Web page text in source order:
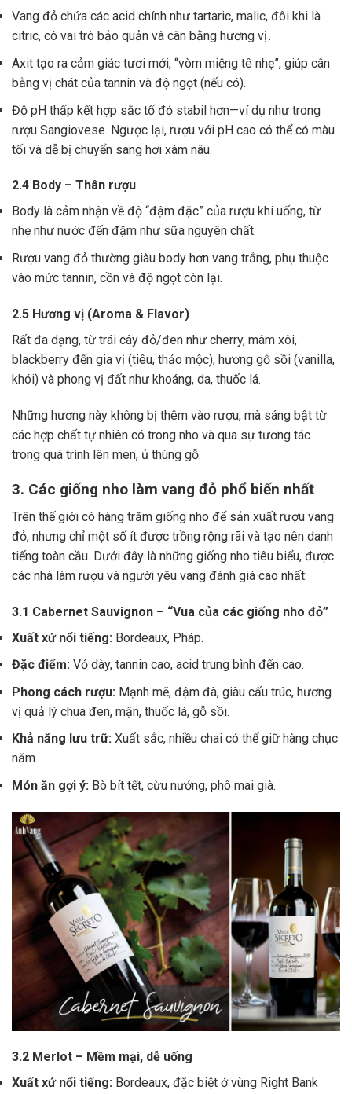
Vang đỏ chứa các acid chính như tartaric, malic, đôi khi là
citric, có vai trò bảo quản và cân bằng hương vị .
Axit tạo ra cảm giác tươi mới, “vòm miệng tê nhẹ”, giúp cân
bằng vị chát của tannin và độ ngọt (nếu có).
Độ pH thấp kết hợp sắc tố đỏ stabil hơn—ví dụ như trong
rượu Sangiovese. Ngược lại, rượu với pH cao có thể có màu
tối và dễ bị chuyển sang hơi xám nâu.
2.4 Body – Thân rượu
Body là cảm nhận về độ “đậm đặc” của rượu khi uống, từ
nhẹ như nước đến đậm như sữa nguyên chất.
Rượu vang đỏ thường giàu body hơn vang trắng, phụ thuộc
vào mức tannin, cồn và độ ngọt còn lại.
2.5 Hương vị (Aroma & Flavor)
Rất đa dạng, từ trái cây đỏ/đen như cherry, mâm xôi,
blackberry đến gia vị (tiêu, thảo mộc), hương gỗ sồi (vanilla,
khói) và phong vị đất như khoáng, da, thuốc lá.
Những hương này không bị thêm vào rượu, mà sáng bật từ
các hợp chất tự nhiên có trong nho và qua sự tương tác
trong quá trình lên men, ủ thùng gỗ.
3. Các giống nho làm vang đỏ phổ biến nhất
Trên thế giới có hàng trăm giống nho để sản xuất rượu vang
đỏ, nhưng chỉ một số ít được trồng rộng rãi và tạo nên danh
tiếng toàn cầu. Dưới đây là những giống nho tiêu biểu, được
các nhà làm rượu và người yêu vang đánh giá cao nhất:
3.1 Cabernet Sauvignon – “Vua của các giống nho đỏ”
Xuất xứ nổi tiếng: Bordeaux, Pháp.
Đặc điểm: Vỏ dày, tannin cao, acid trung bình đến cao.
Phong cách rượu: Mạnh mẽ, đậm đà, giàu cấu trúc, hương
vị quả lý chua đen, mận, thuốc lá, gỗ sồi.
Khả năng lưu trữ: Xuất sắc, nhiều chai có thể giữ hàng chục
năm.
Món ăn gợi ý: Bò bít tết, cừu nướng, phô mai già.
3.2 Merlot – Mềm mại, dễ uống
Xuất xứ nổi tiếng: Bordeaux, đặc biệt ở vùng Right Bank